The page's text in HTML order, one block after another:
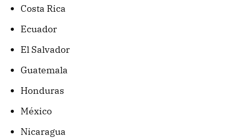
Costa Rica
Ecuador
El Salvador
Guatemala
Honduras
México
Nicaragua